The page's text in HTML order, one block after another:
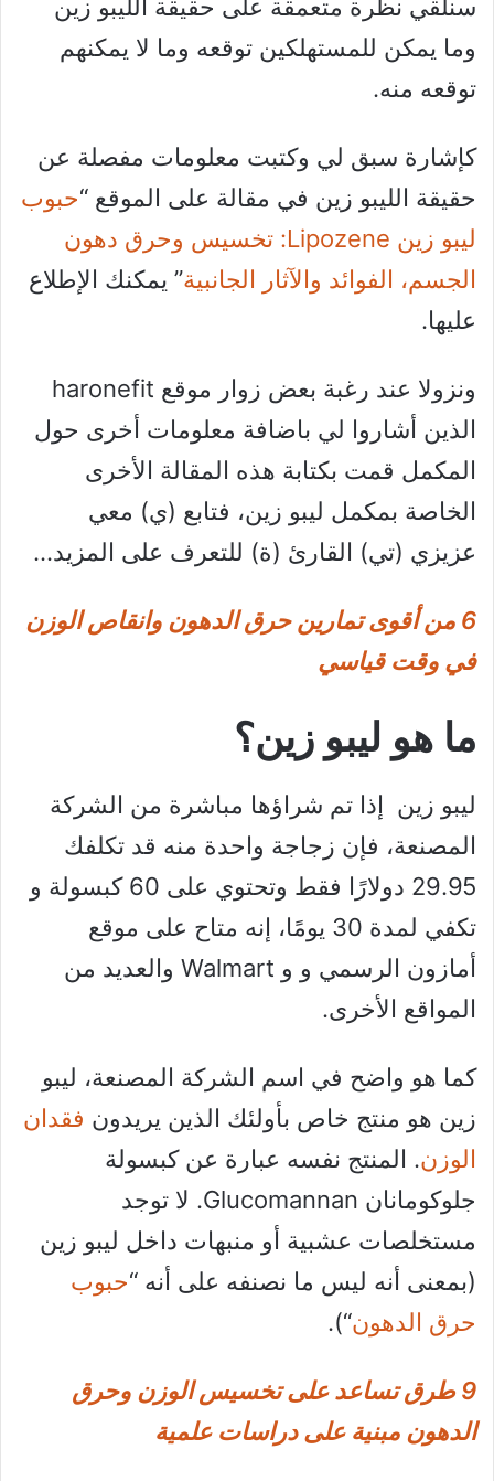
سنلقي نظرة متعمقة على حقيقة الليبو زين
وما يمكن للمستهلكين توقعه وما لا يمكنهم
توقعه منه.
كإشارة سبق لي وكتبت معلومات مفصلة عن
حقيقة الليبو زين في مقالة على الموقع “حبوب
ليبو زين Lipozene: تخسيس وحرق دهون
الجسم، الفوائد والآثار الجانبية” يمكنك الإطلاع
عليها.
ونزولا عند رغبة بعض زوار موقع haronefit
الذين أشاروا لي باضافة معلومات أخرى حول
المكمل قمت بكتابة هذه المقالة الأخرى
الخاصة بمكمل ليبو زين، فتابع (ي) معي
عزيزي (تي) القارئ (ة) للتعرف على المزيد…
6 من أقوى تمارين حرق الدهون وانقاص الوزن
في وقت قياسي
ما هو ليبو زين؟
ليبو زين إذا تم شراؤها مباشرة من الشركة
المصنعة، فإن زجاجة واحدة منه قد تكلفك
29.95 دولارًا فقط وتحتوي على 60 كبسولة و
تكفي لمدة 30 يومًا، إنه متاح على موقع
أمازون الرسمي و و Walmart والعديد من
المواقع الأخرى.
كما هو واضح في اسم الشركة المصنعة، ليبو
زين هو منتج خاص بأولئك الذين يريدون فقدان
الوزن. المنتج نفسه عبارة عن كبسولة
جلوكومانان Glucomannan. لا توجد
مستخلصات عشبية أو منبهات داخل ليبو زين
(بمعنى أنه ليس ما نصنفه على أنه “حبوب
حرق الدهون“).
9 طرق تساعد على تخسيس الوزن وحرق
الدهون مبنية على دراسات علمية